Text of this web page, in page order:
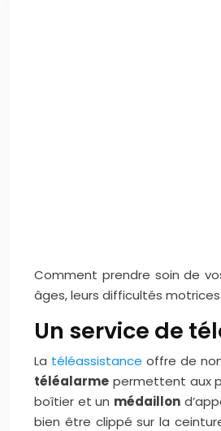
Comment prendre soin de
âges, leurs difficultés
Un service de
La téléassistance offre de
téléalarme permettent aux
boîtier et un médaillon
bien être clippé sur la